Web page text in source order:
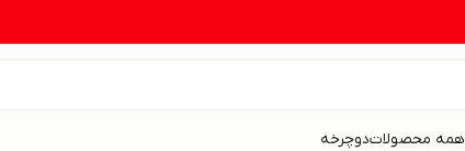
همه محصولاتدوچرخه